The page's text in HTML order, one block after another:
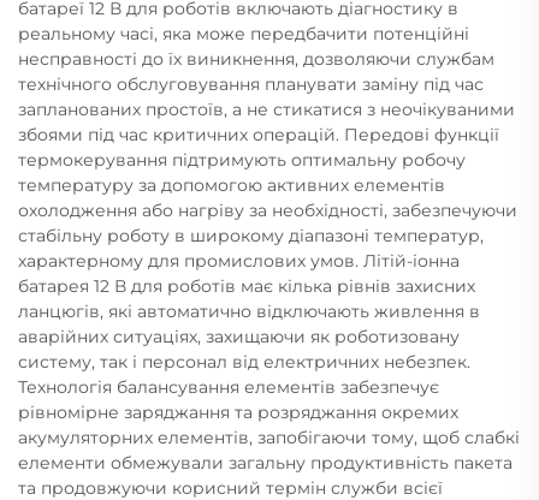
батареї 12 В для роботів включають діагностику в
реальному часі, яка може передбачити потенційні
несправності до їх виникнення, дозволяючи службам
технічного обслуговування планувати заміну під час
запланованих простоїв, а не стикатися з неочікуваними
збоями під час критичних операцій. Передові функції
термокерування підтримують оптимальну робочу
температуру за допомогою активних елементів
охолодження або нагріву за необхідності, забезпечуючи
стабільну роботу в широкому діапазоні температур,
характерному для промислових умов. Літій-іонна
батарея 12 В для роботів має кілька рівнів захисних
ланцюгів, які автоматично відключають живлення в
аварійних ситуаціях, захищаючи як роботизовану
систему, так і персонал від електричних небезпек.
Технологія балансування елементів забезпечує
рівномірне заряджання та розряджання окремих
акумуляторних елементів, запобігаючи тому, щоб слабкі
елементи обмежували загальну продуктивність пакета
та продовжуючи корисний термін служби всієї